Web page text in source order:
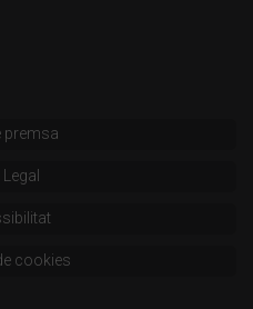
premsa
cookies